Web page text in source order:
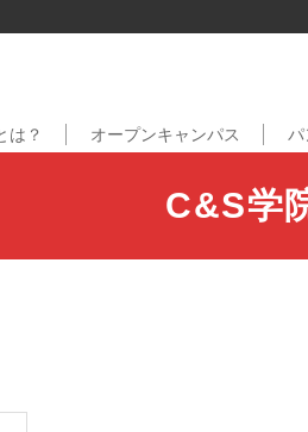
は？ オープンキャンパス パ
C&S学